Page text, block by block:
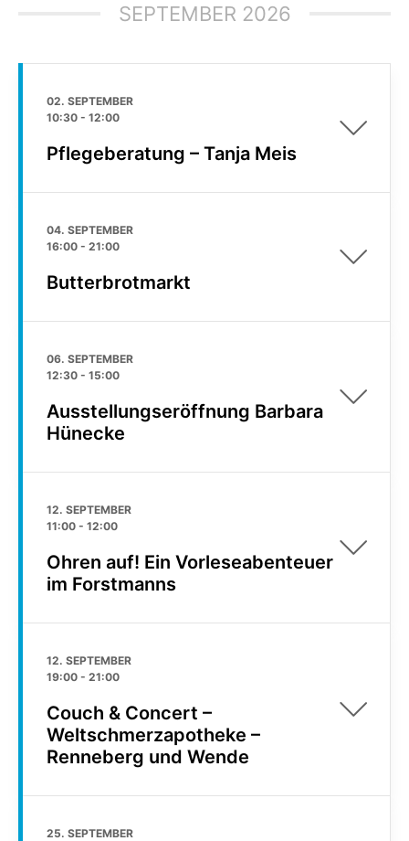
SEPTEMBER 2026
02. SEPTEMBER
10:30 - 12:00
Pflegeberatung – Tanja Meis
04. SEPTEMBER
16:00 - 21:00
Butterbrotmarkt
06. SEPTEMBER
12:30 - 15:00
Ausstellungseröffnung Barbara
Hünecke
12. SEPTEMBER
11:00 - 12:00
Ohren auf! Ein Vorleseabenteuer
im Forstmanns
12. SEPTEMBER
19:00 - 21:00
Couch & Concert –
Weltschmerzapotheke –
Renneberg und Wende
25. SEPTEMBER